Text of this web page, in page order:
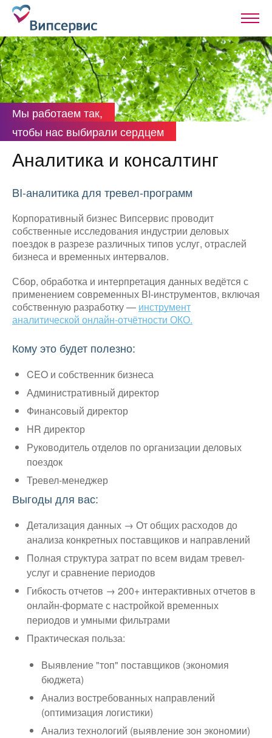
Мы работаем так,
чтобы нас выбирали сердцем
Аналитика и консалтинг
BI-аналитика для тревел-программ
Корпоративный бизнес Випсервис проводит
собственные исследования индустрии деловых
поездок в разрезе различных типов услуг, отраслей
бизнеса и временных интервалов.
Сбор, обработка и интерпретация данных ведётся с
применением современных BI-инструментов, включая
собственную разработку — инструмент
аналитической онлайн-отчётности ОКО.
Кому это будет полезно:
CEO и собственник бизнеса
Административный директор
Финансовый директор
HR директор
Руководитель отделов по организации деловых
поездок
Тревел-менеджер
Выгоды для вас:
Детализация данных → От общих расходов до
анализа конкретных поставщиков и направлений
Полная структура затрат по всем видам тревел-
услуг и сравнение периодов
Гибкость отчетов → 200+ интерактивных отчетов в
онлайн-формате с настройкой временных
периодов и умными фильтрами
Практическая польза:
Выявление "топ" поставщиков (экономия
бюджета)
Анализ востребованных направлений
(оптимизация логистики)
Анализ технологий (выявление зон экономии)